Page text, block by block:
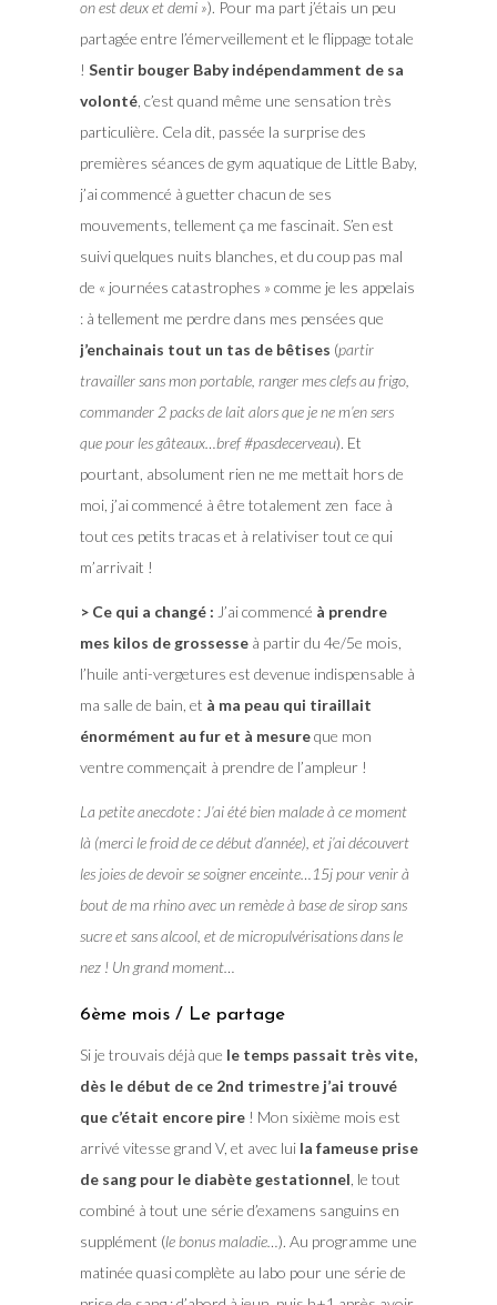
on est deux et demi »). Pour ma part j’étais un peu
partagée entre l’émerveillement et le flippage totale
! Sentir bouger Baby indépendamment de sa
volonté, c’est quand même une sensation très
particulière. Cela dit, passée la surprise des
premières séances de gym aquatique de Little Baby,
j’ai commencé à guetter chacun de ses
mouvements, tellement ça me fascinait. S’en est
suivi quelques nuits blanches, et du coup pas mal
de « journées catastrophes » comme je les appelais
: à tellement me perdre dans mes pensées que
j’enchainais tout un tas de bêtises (partir
travailler sans mon portable, ranger mes clefs au frigo,
commander 2 packs de lait alors que je ne m’en sers
que pour les gâteaux…bref #pasdecerveau). Et
pourtant, absolument rien ne me mettait hors de
moi, j’ai commencé à être totalement zen face à
tout ces petits tracas et à relativiser tout ce qui
m’arrivait !
> Ce qui a changé : J’ai commencé à prendre
mes kilos de grossesseà partir du 4e/5e mois,
l’huile anti-vergetures est devenue indispensable à
ma salle de bain, et à ma peau qui tiraillait
énormément au fur et à mesureque mon
ventre commençait à prendre de l’ampleur !
La petite anecdote : J’ai été bien malade à ce moment
là (merci le froid de ce début d’année), et j’ai découvert
les joies de devoir se soigner enceinte…15j pour venir à
bout de ma rhino avec un remède à base de sirop sans
sucre et sans alcool, et de micropulvérisations dans le
nez ! Un grand moment…
6ème mois / Le partage
Si je trouvais déjà que le temps passait très vite,
dès le début de ce 2nd trimestre j’ai trouvé
que c’était encore pire! Mon sixième mois est
arrivé vitesse grand V, et avec luila fameuse prise
de sang pour le diabète gestationnel , le tout
combiné à tout une série d’examens sanguins en
supplément (le bonus maladie…). Au programme une
matinée quasi complète au labo pour une série de